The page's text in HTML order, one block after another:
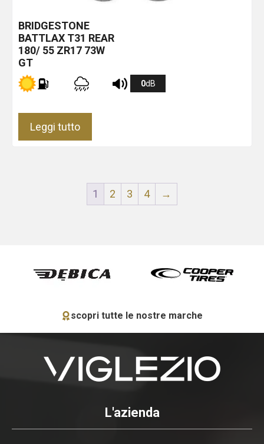
BRIDGESTONE
BATTLAX T31 REAR
180/ 55 ZR17 73W
GT
0dB
Leggi tutto
1 2 3 4 →
scopri tutte le nostre marche
L'azienda